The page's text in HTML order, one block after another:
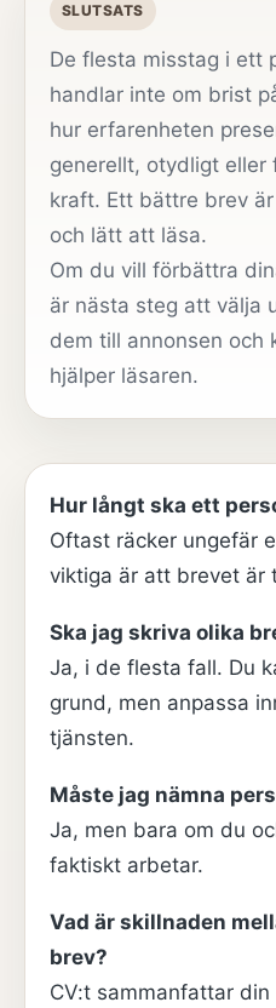
SLUTSATS
De flesta misstag i ett
handlar inte om brist
hur erfarenheten
generellt, otydligt eller
kraft. Ett bättre brev
och lätt att läsa.
Om du vill förbättra
är nästa steg att välja
dem till annonsen och
hjälper läsaren.
Hur långt ska ett
Oftast räcker ungefär
viktiga är att brevet är
Ska jag skriva olika
Ja, i de flesta fall. Du
grund, men anpassa
tjänsten.
Måste jag nämna
Ja, men bara om du
faktiskt arbetar.
Vad är skillnaden
brev?
CV:t sammanfattar